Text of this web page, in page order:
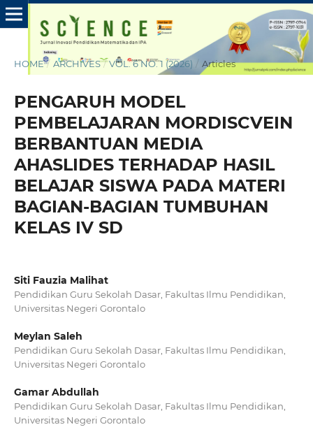
HOME / ARCHIVES / VOL. 6 NO. 1 (2026) / Articles
PENGARUH MODEL
PEMBELAJARAN MORDISCVEIN
BERBANTUAN MEDIA
AHASLIDES TERHADAP HASIL
BELAJAR SISWA PADA MATERI
BAGIAN-BAGIAN TUMBUHAN
KELAS IV SD
Siti Fauzia Malihat
Pendidikan Guru Sekolah Dasar, Fakultas Ilmu Pendidikan,
Universitas Negeri Gorontalo
Meylan Saleh
Pendidikan Guru Sekolah Dasar, Fakultas Ilmu Pendidikan,
Universitas Negeri Gorontalo
Gamar Abdullah
Pendidikan Guru Sekolah Dasar, Fakultas Ilmu Pendidikan,
Universitas Negeri Gorontalo